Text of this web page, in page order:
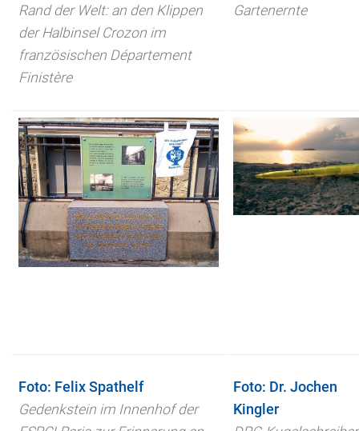
Rand der Welt: an den Klippen
der Halbinsel Crozon im
französischen Département
Finistère
Gartenernte
Foto: Felix Spathelf
Gedenkstein im Innenhof der
Foto: Dr. Jochen
Kingler